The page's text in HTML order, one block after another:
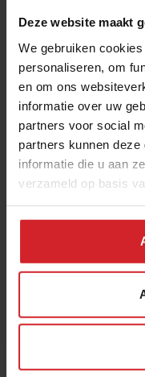
Deze website maakt
We gebruiken
personaliseren, om
en om ons
informatie over uw
partners voor social
partners kunnen
informatie die u aan
verzameld op basis
Wanneer is groot
Horecaondernemer
foodservice
Foodservice